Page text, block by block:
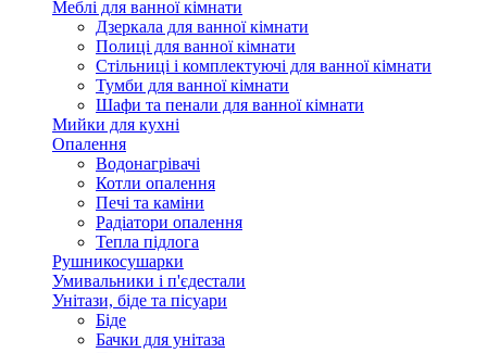
Меблі для ванної кімнати
Дзеркала для ванної кімнати
Полиці для ванної кімнати
Стільниці і комплектуючі для ванної кімнати
Тумби для ванної кімнати
Шафи та пенали для ванної кімнати
Мийки для кухні
Опалення
Водонагрівачі
Котли опалення
Печі та каміни
Радіатори опалення
Тепла підлога
Рушникосушарки
Умивальники і п'єдестали
Унітази, біде та пісуари
Біде
Бачки для унітаза